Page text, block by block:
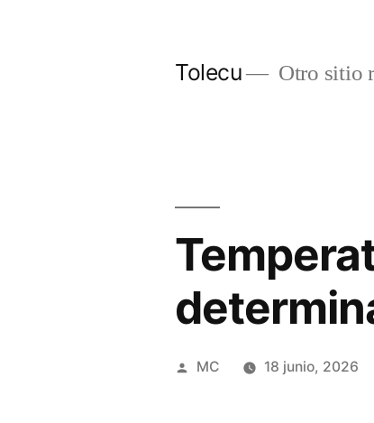
Tolecu Otro sitio
Publicado
MC 18 junio, 2026